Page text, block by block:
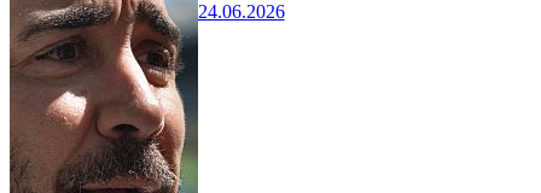
24.06.2026